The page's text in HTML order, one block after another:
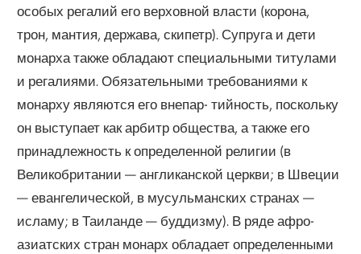
особых регалий его верховной власти (корона,
трон, мантия, держава, скипетр). Супруга и дети
монарха также обладают специальными титулами
и регалиями. Обязательными требованиями к
монарху являются его внепар- тийность, поскольку
он выступает как арбитр общества, а также его
принадлежность к определенной религии (в
Великобритании — англиканской церкви; в Швеции
— евангелической, в мусульманских странах —
исламу; в Таиланде — буддизму). В ряде афро-
азиатских стран монарх обладает определенными